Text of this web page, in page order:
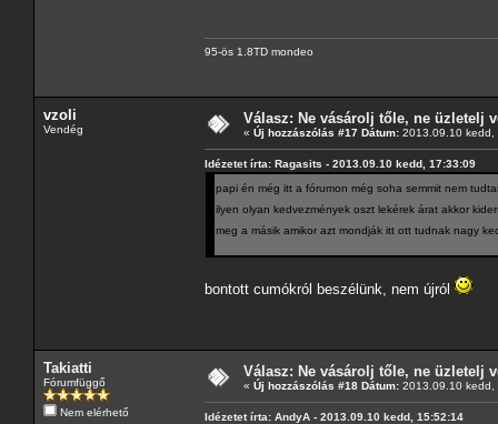
95-ös 1.8TD mondeo
vzoli
Vendég
Válasz: Ne vásárolj tőle, ne üzletelj
« Új hozzászólás #17 Dátum: 2013.09.10 kedd,
Idézetet írta: Ragasits - 2013.09.10 kedd, 17:33:09
papi én még itt a fórumon még soha semmit nem
ilyen olyan kedvezmények oszt lekérek árat akkor
meg a másik amikor azt mondják itt ott tudnak nagy
bontott cumókról beszélünk, nem újról
Takiatti
Fórumfüggő
Nem elérhető
Válasz: Ne vásárolj tőle, ne üzletelj
« Új hozzászólás #18 Dátum: 2013.09.10 kedd,
Idézetet írta: AndyA - 2013.09.10 kedd, 15:52:14